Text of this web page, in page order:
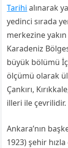
Tarihi alınarak
yedinci sırada
merkezine
Karadeniz
büyük bölümü İç
ölçümü olarak
Çankırı,
illeri ile çevrilidir.
Ankara’nın
1923) şehir